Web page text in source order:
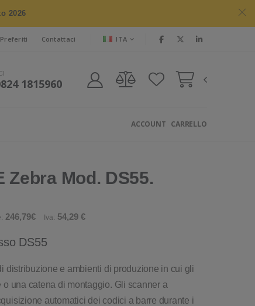
2026
Preferiti Contattaci ITA
1815960
CARRELLO
ACCOUNT
Zebra Mod. DS55.
246,79€ Iva: 54,29 €
DS55
distribuzione e ambienti di produzione in cui gli
una catena di montaggio. Gli scanner a
automatici dei codici a barre durante i